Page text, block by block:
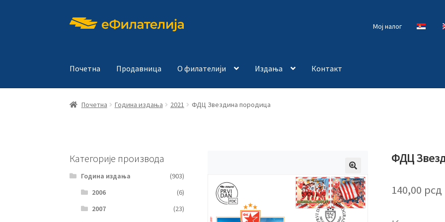
Прескочи
Скочи
Мој налог
Почетна Продавница О филателији Издања Контакт
Почетна Година издања 2021 ФДЦ Звездина породица
🔍
ФДЦ
140,00 рсд
Категорије производа
Година издања
(903)
2006
(6)
2007
(23)